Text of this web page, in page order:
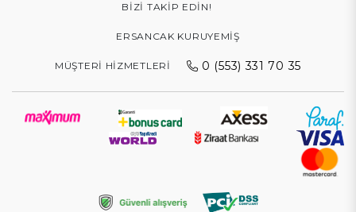
BIZI TAKIP EDIN!
ERSANCAK KURUYEMIŞ
MÜŞTERI HIZMETLERI 0 (553) 331 70 35